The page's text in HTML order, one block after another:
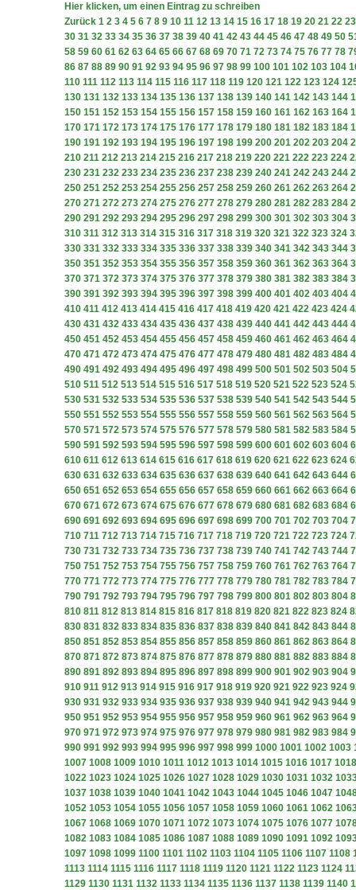
Hier klicken, um einen Eintrag zu schreiben
Zurück 1 2 3 4 5 6 7 8 9 10 11 12 13 14 15 16 17 18 19 20 21 22 23
30 31 32 33 34 35 36 37 38 39 40 41 42 43 44 45 46 47 48 49 50
58 59 60 61 62 63 64 65 66 67 68 69 70 71 72 73 74 75 76 77 78
86 87 88 89 90 91 92 93 94 95 96 97 98 99 100 101 102 103 104
110 111 112 113 114 115 116 117 118 119 120 121 122 123 124
130 131 132 133 134 135 136 137 138 139 140 141 142 143 144
150 151 152 153 154 155 156 157 158 159 160 161 162 163 164
170 171 172 173 174 175 176 177 178 179 180 181 182 183 184
190 191 192 193 194 195 196 197 198 199 200 201 202 203 204
210 211 212 213 214 215 216 217 218 219 220 221 222 223 224
230 231 232 233 234 235 236 237 238 239 240 241 242 243 244
250 251 252 253 254 255 256 257 258 259 260 261 262 263 264
270 271 272 273 274 275 276 277 278 279 280 281 282 283 284
290 291 292 293 294 295 296 297 298 299 300 301 302 303 304
310 311 312 313 314 315 316 317 318 319 320 321 322 323 324
330 331 332 333 334 335 336 337 338 339 340 341 342 343 344
350 351 352 353 354 355 356 357 358 359 360 361 362 363 364
370 371 372 373 374 375 376 377 378 379 380 381 382 383 384
390 391 392 393 394 395 396 397 398 399 400 401 402 403 404
410 411 412 413 414 415 416 417 418 419 420 421 422 423 424
430 431 432 433 434 435 436 437 438 439 440 441 442 443 444
450 451 452 453 454 455 456 457 458 459 460 461 462 463 464
470 471 472 473 474 475 476 477 478 479 480 481 482 483 484
490 491 492 493 494 495 496 497 498 499 500 501 502 503 504
510 511 512 513 514 515 516 517 518 519 520 521 522 523 524
530 531 532 533 534 535 536 537 538 539 540 541 542 543 544
550 551 552 553 554 555 556 557 558 559 560 561 562 563 564
570 571 572 573 574 575 576 577 578 579 580 581 582 583 584
590 591 592 593 594 595 596 597 598 599 600 601 602 603 604
610 611 612 613 614 615 616 617 618 619 620 621 622 623 624
630 631 632 633 634 635 636 637 638 639 640 641 642 643 644
650 651 652 653 654 655 656 657 658 659 660 661 662 663 664
670 671 672 673 674 675 676 677 678 679 680 681 682 683 684
690 691 692 693 694 695 696 697 698 699 700 701 702 703 704
710 711 712 713 714 715 716 717 718 719 720 721 722 723 724
730 731 732 733 734 735 736 737 738 739 740 741 742 743 744
750 751 752 753 754 755 756 757 758 759 760 761 762 763 764
770 771 772 773 774 775 776 777 778 779 780 781 782 783 784
790 791 792 793 794 795 796 797 798 799 800 801 802 803 804
810 811 812 813 814 815 816 817 818 819 820 821 822 823 824
830 831 832 833 834 835 836 837 838 839 840 841 842 843 844
850 851 852 853 854 855 856 857 858 859 860 861 862 863 864
870 871 872 873 874 875 876 877 878 879 880 881 882 883 884
890 891 892 893 894 895 896 897 898 899 900 901 902 903 904
910 911 912 913 914 915 916 917 918 919 920 921 922 923 924
930 931 932 933 934 935 936 937 938 939 940 941 942 943 944
950 951 952 953 954 955 956 957 958 959 960 961 962 963 964
970 971 972 973 974 975 976 977 978 979 980 981 982 983 984
990 991 992 993 994 995 996 997 998 999 1000 1001 1002 1003
1007 1008 1009 1010 1011 1012 1013 1014 1015 1016 1017 1018
1022 1023 1024 1025 1026 1027 1028 1029 1030 1031 1032
1037 1038 1039 1040 1041 1042 1043 1044 1045 1046 1047
1052 1053 1054 1055 1056 1057 1058 1059 1060 1061 1062
1067 1068 1069 1070 1071 1072 1073 1074 1075 1076 1077
1082 1083 1084 1085 1086 1087 1088 1089 1090 1091 1092
1097 1098 1099 1100 1101 1102 1103 1104 1105 1106 1107 1108
1113 1114 1115 1116 1117 1118 1119 1120 1121 1122 1123 1124
1129 1130 1131 1132 1133 1134 1135 1136 1137 1138 1139 1140